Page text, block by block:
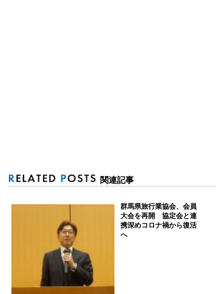
関連記事
群馬県旅行業協会、会員
大会を再開 協定会と連
携深めコロナ禍から復活
へ